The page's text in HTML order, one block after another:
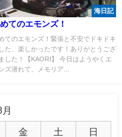
海日記
てのエモンズ！
てのエモンズ！緊張と不安でドキドキ
た、楽しかったです！ありがとうござ
した！【KAORI】 今日はようやくエ
ズ潜れて、メモリア...
金 土 日